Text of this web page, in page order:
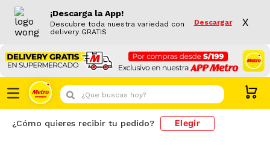
¡Descarga la App!
Descubre toda nuestra variedad con
delivery GRATIS
Descargar X
¿Que buscas hoy?
¿Cómo quieres recibir tu pedido? Elegir